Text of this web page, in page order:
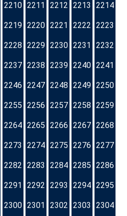
2210 2211 2212 2213 2214
2219 2220 2221 2222 2223
2228 2229 2230 2231 2232
2237 2238 2239 2240 2241
2246 2247 2248 2249 2250
2255 2256 2257 2258 2259
2264 2265 2266 2267 2268
2273 2274 2275 2276 2277
2282 2283 2284 2285 2286
2291 2292 2293 2294 2295
2300 2301 2302 2303 2304